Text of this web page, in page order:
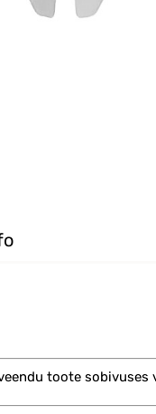
toote sobivuses